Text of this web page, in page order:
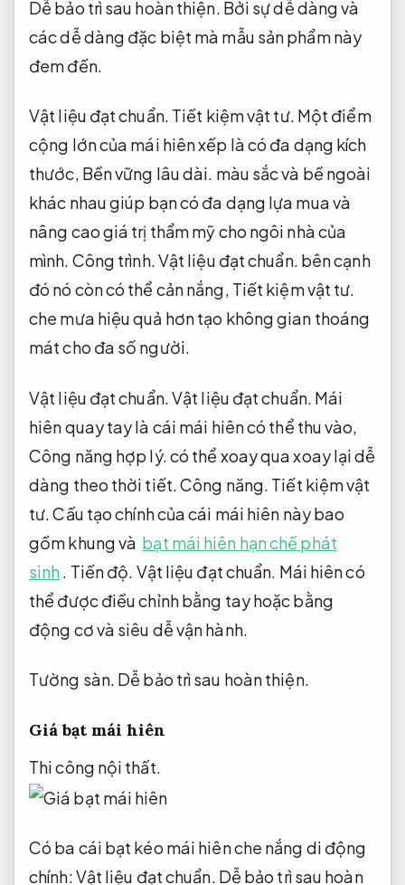
Dễ bảo trì sau hoàn thiện. Bởi sự dễ dàng và
các dễ dàng đặc biệt mà mẫu sản phẩm này
đem đến.
Vật liệu đạt chuẩn. Tiết kiệm vật tư. Một điểm
cộng lớn của mái hiên xếp là có đa dạng kích
thước, Bền vững lâu dài. màu sắc và bề ngoài
khác nhau giúp bạn có đa dạng lựa mua và
nâng cao giá trị thẩm mỹ cho ngôi nhà của
mình. Công trình.Vật liệu đạt chuẩn. bên cạnh
đó nó còn có thể cản nắng, Tiết kiệm vật tư.
che mưa hiệu quả hơn tạo không gian thoáng
mát cho đa số người.
Vật liệu đạt chuẩn.Vật liệu đạt chuẩn. Mái
hiên quay tay là cái mái hiên có thể thu vào,
Công năng hợp lý.có thể xoay qua xoay lại dễ
dàng theo thời tiết.Công năng. Tiết kiệm vật
tư.Cấu tạo chính của cái mái hiên này bao
gồm khung và bạt mái hiên hạn chế phát
sinh. Tiến độ. Vật liệu đạt chuẩn. Mái hiên có
thể được điều chỉnh bằng tay hoặc bằng
động cơ và siêu dễ vận hành.
Tường sàn. Dễ bảo trì sau hoàn thiện.
Giá bạt mái hiên
Thi công nội thất.
Có ba cái bạt kéo mái hiên che nắng di động
chính:Vật liệu đạt chuẩn. Dễ bảo trì sau hoàn